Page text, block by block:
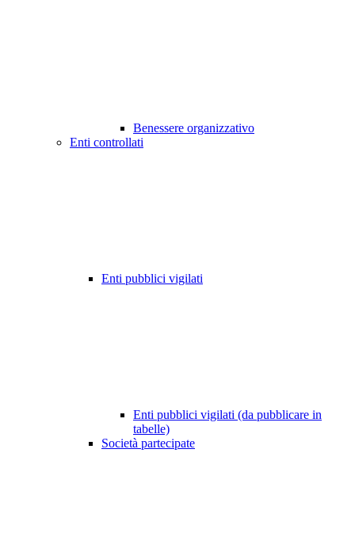
Benessere organizzativo
Enti controllati
Enti pubblici vigilati
Enti pubblici vigilati (da pubblicare in
tabelle)
Società partecipate